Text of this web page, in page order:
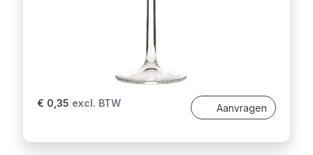
€ 0,35 excl. BTW Aanvragen